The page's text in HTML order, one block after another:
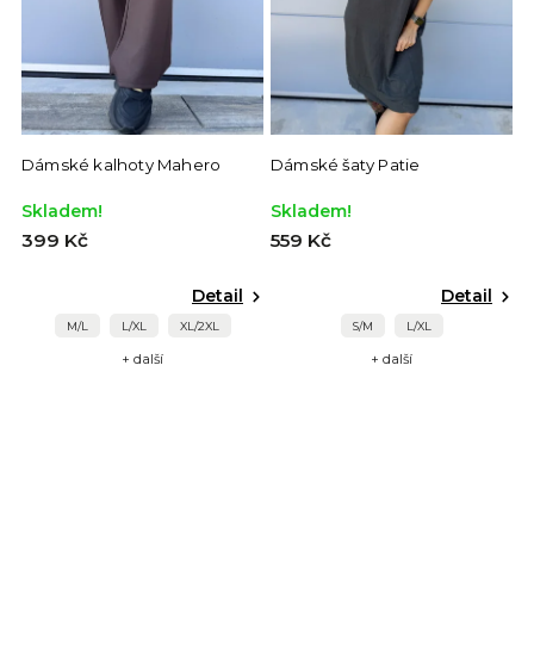
Dámské kalhoty Mahero
Skladem!
399 Kč
Detail
M/L L/XL XL/2XL
+ další
Dámské šaty Patie
Skladem!
559 Kč
Detail
S/M L/XL
+ další